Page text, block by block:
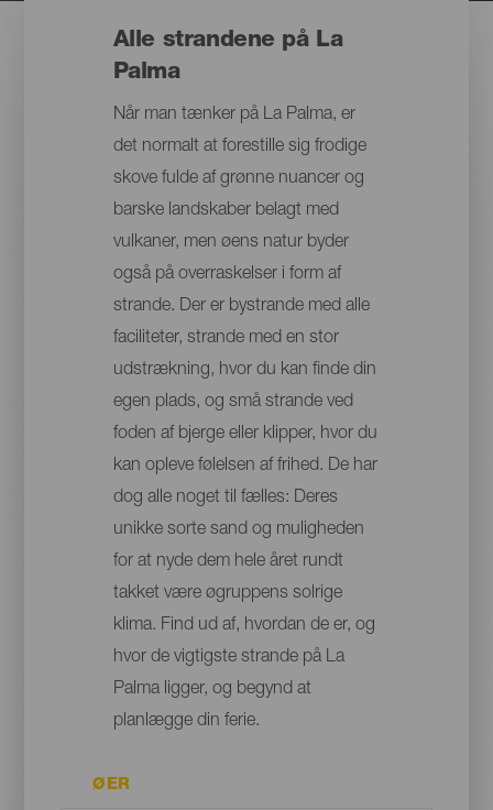
Alle strandene på La
Palma
Når man tænker på La Palma, er
det normalt at forestille sig frodige
skove fulde af grønne nuancer og
barske landskaber belagt med
vulkaner, men øens natur byder
også på overraskelser i form af
strande. Der er bystrande med alle
faciliteter, strande med en stor
udstrækning, hvor du kan finde din
egen plads, og små strande ved
foden af bjerge eller klipper, hvor du
kan opleve følelsen af frihed. De har
dog alle noget til fælles: Deres
unikke sorte sand og muligheden
for at nyde dem hele året rundt
takket være øgruppens solrige
klima. Find ud af, hvordan de er, og
hvor de vigtigste strande på La
Palma ligger, og begynd at
planlægge din ferie.
ØER